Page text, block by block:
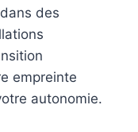
des
empreinte
autonomie.